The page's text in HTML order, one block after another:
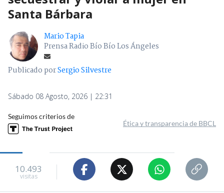
Santa Bárbara
Mario Tapia
Prensa Radio Bío Bío Los Ángeles
Publicado porSergio Silvestre
Sábado 08 Agosto, 2026 | 22:31
Seguimos criterios de
Ética y transparencia de BBCL
10.493
visitas